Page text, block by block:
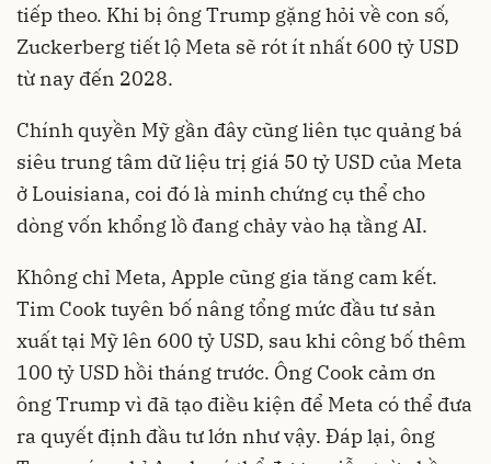
tiếp theo. Khi bị ông Trump gặng hỏi về con số,
Zuckerberg tiết lộ Meta sẽ rót ít nhất 600 tỷ USD
từ nay đến 2028.
Chính quyền Mỹ gần đây cũng liên tục quảng bá
siêu trung tâm dữ liệu trị giá 50 tỷ USD của Meta
ở Louisiana, coi đó là minh chứng cụ thể cho
dòng vốn khổng lồ đang chảy vào hạ tầng AI.
Không chỉ Meta, Apple cũng gia tăng cam kết.
Tim Cook tuyên bố nâng tổng mức đầu tư sản
xuất tại Mỹ lên 600 tỷ USD, sau khi công bố thêm
100 tỷ USD hồi tháng trước. Ông Cook cảm ơn
ông Trump vì đã tạo điều kiện để Meta có thể đưa
ra quyết định đầu tư lớn như vậy. Đáp lại, ông